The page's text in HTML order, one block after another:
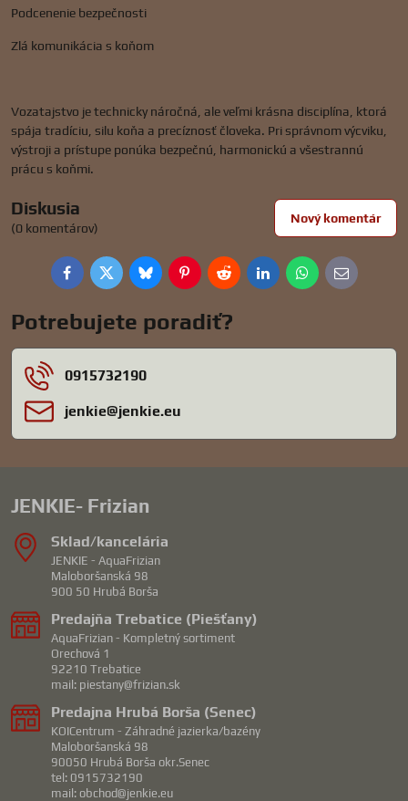
Podcenenie bezpečnosti
Zlá komunikácia s koňom
Vozatajstvo je technicky náročná, ale veľmi krásna disciplína, ktorá
spája tradíciu, silu koňa a precíznosť človeka. Pri správnom výcviku,
výstroji a prístupe ponúka bezpečnú, harmonickú a všestrannú
prácu s koňmi.
Diskusia
(0 komentárov)
Nový komentár
FacebookTwitterBlueskyPinterestRedditLinkedInWhatsApp
E-
mail
Potrebujete poradiť?
0915732190
jenkie​@jenkie​.eu
JENKIE- Frizian
Sklad/kancelária
JENKIE - AquaFrizian
Maloboršanská 98
900 50 Hrubá Borša
Predajňa Trebatice (Piešťany)
AquaFrizian - Kompletný sortiment
Orechová 1
92210 Trebatice
mail: piestany@frizian.sk
Predajna Hrubá Borša (Senec)
KOICentrum - Záhradné jazierka/bazény
Maloboršanská 98
90050 Hrubá Borša okr.Senec
tel: 0915732190
mail: obchod@jenkie.eu